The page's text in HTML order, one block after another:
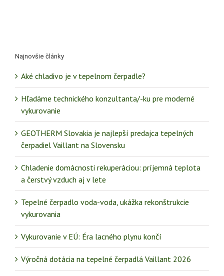
Najnovšie články
Aké chladivo je v tepelnom čerpadle?
Hľadáme technického konzultanta/-ku pre moderné
vykurovanie
GEOTHERM Slovakia je najlepší predajca tepelných
čerpadiel Vaillant na Slovensku
Chladenie domácnosti rekuperáciou: príjemná teplota
a čerstvý vzduch aj v lete
Tepelné čerpadlo voda-voda, ukážka rekonštrukcie
vykurovania
Vykurovanie v EÚ: Éra lacného plynu končí
Výročná dotácia na tepelné čerpadlá Vaillant 2026